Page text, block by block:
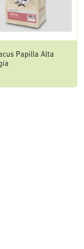
Papilla Alta